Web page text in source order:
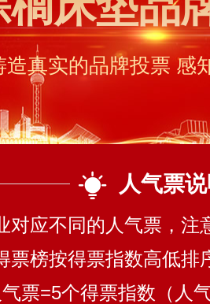
造真实的品牌投票 感
人气票
对应不同的人气票，注
票榜按得票指数高低排
票=5个得票指数（人